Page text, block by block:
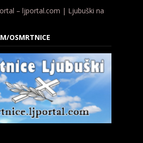
– ljportal.com | Ljubuški na
OSMRTNICE